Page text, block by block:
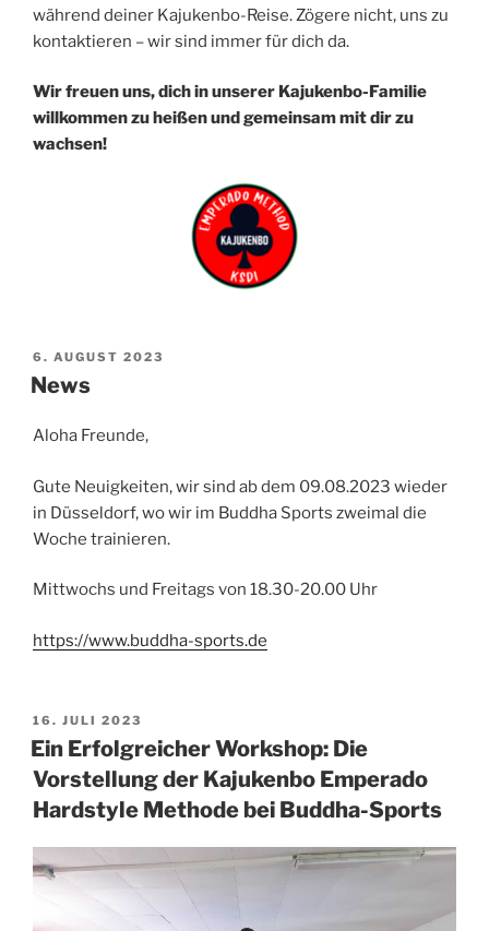
während deiner Kajukenbo-Reise. Zögere nicht, uns zu
kontaktieren – wir sind immer für dich da.
Wir freuen uns, dich in unserer Kajukenbo-Familie
willkommen zu heißen und gemeinsam mit dir zu
wachsen!
VERÖFFENTLICHT
AM
6. AUGUST 2023
News
Aloha Freunde,
Gute Neuigkeiten, wir sind ab dem 09.08.2023 wieder
in Düsseldorf, wo wir im Buddha Sports zweimal die
Woche trainieren.
Mittwochs und Freitags von 18.30-20.00 Uhr
https://www.buddha-sports.de
VERÖFFENTLICHT
AM
16. JULI 2023
Ein Erfolgreicher Workshop: Die
Vorstellung der Kajukenbo Emperado
Hardstyle Methode bei Buddha-Sports